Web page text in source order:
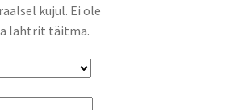
kujul. Ei ole
lahtrit täitma.